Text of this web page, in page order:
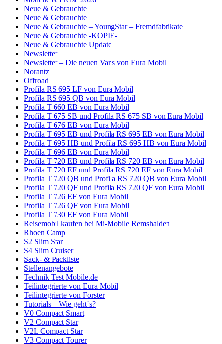
Neue & Gebrauchte
Neue & Gebrauchte
Neue & Gebrauchte – YoungStar – Fremdfabrikate
Neue & Gebrauchte -KOPIE-
Neue & Gebrauchte Update
Newsletter
Newsletter – Die neuen Vans von Eura Mobil
Norantz
Offroad
Profila RS 695 LF von Eura Mobil
Profila RS 695 QB von Eura Mobil
Profila T 660 EB von Eura Mobil
Profila T 675 SB und Profila RS 675 SB von Eura Mobil
Profila T 676 EB von Eura Mobil
Profila T 695 EB und Profila RS 695 EB von Eura Mobil
Profila T 695 HB und Profila RS 695 HB von Eura Mobil
Profila T 696 EB von Eura Mobil
Profila T 720 EB und Profila RS 720 EB von Eura Mobil
Profila T 720 EF und Profila RS 720 EF von Eura Mobil
Profila T 720 QB und Profila RS 720 QB von Eura Mobil
Profila T 720 QF und Profila RS 720 QF von Eura Mobil
Profila T 726 EF von Eura Mobil
Profila T 726 QF von Eura Mobil
Profila T 730 EF von Eura Mobil
Reisemobil kaufen bei Mi-Mobile Remshalden
Rhoen Camp
S2 Slim Star
S4 Slim Cruiser
Sack- & Packliste
Stellenangebote
Technik Test Mobile.de
Teilintegrierte von Eura Mobil
Teilintegrierte von Forster
Tutorials – Wie geht´s?
V0 Compact Smart
V2 Compact Star
V2L Compact Star
V3 Compact Tourer